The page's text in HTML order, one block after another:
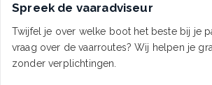
Spreek de vaaradviseur
Twijfel je over welke boot het beste bij je
vraag over de vaarroutes? Wij helpen je
zonder verplichtingen.